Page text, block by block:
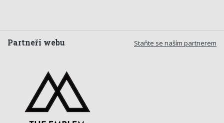
Staňte se naším partnerem
Partneři webu